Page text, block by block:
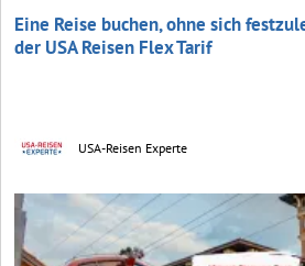
Eine Reise buchen, ohne sich
der USA Reisen Flex Tarif
USA-Reisen Experte